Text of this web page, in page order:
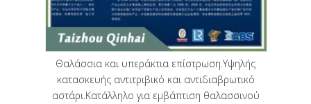
Θαλάσσια και υπεράκτια επίστρωση.Υψηλής
κατασκευής αντιτριβικό και αντιδιαβρωτικό
αστάρι.Κατάλληλο για εμβάπτιση θαλασσινού